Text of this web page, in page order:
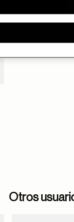
Otros